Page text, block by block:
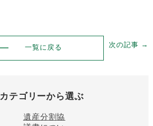
一覧に戻る 次の記事 →
カテゴリーから選ぶ
遺産分割協